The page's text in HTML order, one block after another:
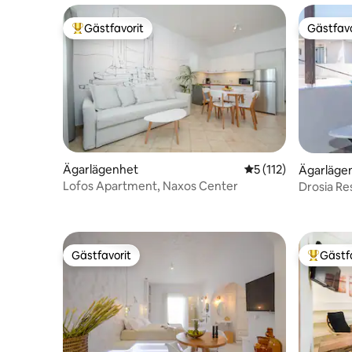
Populär gästfavorit
Gästfavorit
Ägarlägenhet 5 av 5 i
5 (112)
Lofos Apartment, Naxos Center
Drosia
Gästfavorit
Gästfavorit Populär